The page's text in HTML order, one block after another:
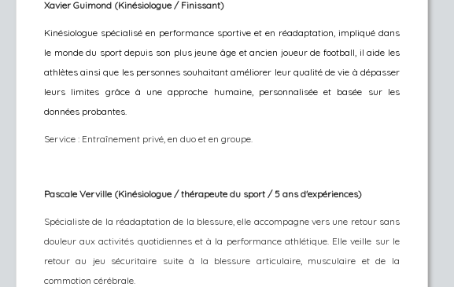
Xavier Guimond (Kinésiologue / Finissant)
Kinésiologue spécialisé en performance sportive et en réadaptation, impliqué dans
le monde du sport depuis son plus jeune âge et ancien joueur de football, il aide les
athlètes ainsi que les personnes souhaitant améliorer leur qualité de vie à dépasser
leurs limites grâce à une approche humaine, personnalisée et basée sur les
données probantes.
Service : Entraînement privé, en duo et en groupe.
Pascale Verville (Kinésiologue / thérapeute du sport / 5 ans d'expériences)
Spécialiste de la réadaptation de la blessure, elle accompagne vers une retour sans
douleur aux activités quotidiennes et à la performance at​hlétique. Elle veille sur le
retour au jeu sécuritaire suite à la blessure articulaire, musculaire et de la
commotion cérébrale.